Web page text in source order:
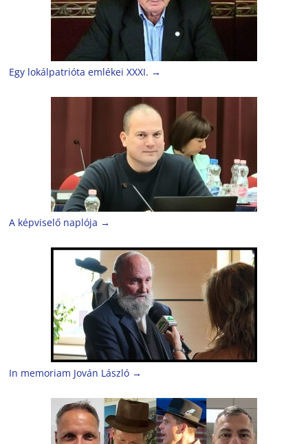
Egy lokálpatrióta emlékei XXXI. →
A képviselő naplója →
In memoriam Jován László →